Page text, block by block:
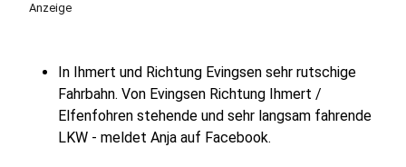
Anzeige
In Ihmert und Richtung Evingsen sehr rutschige
Fahrbahn. Von Evingsen Richtung Ihmert /
Elfenfohren stehende und sehr langsam fahrende
LKW - meldet Anja auf Facebook.